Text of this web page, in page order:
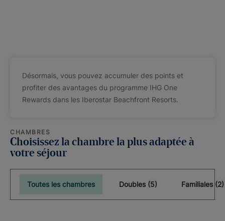
Désormais, vous pouvez accumuler des points et
profiter des avantages du programme IHG One
Rewards dans les Iberostar Beachfront Resorts.
CHAMBRES
Choisissez la chambre la plus adaptée à
votre séjour
Toutes les chambres Doubles (5) Familiales (2)